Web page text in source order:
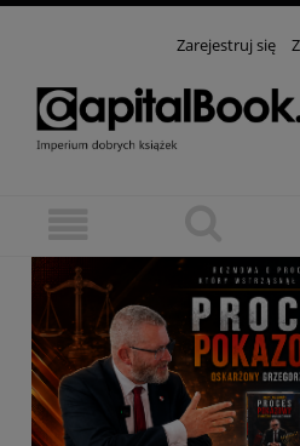
Zarejestruj się